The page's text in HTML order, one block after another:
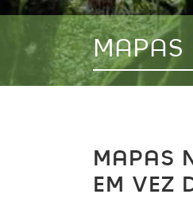
MAPAS
MAPAS
EM VEZ